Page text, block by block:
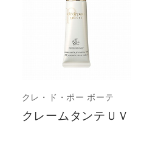
クレ・ド・ポー ボーテ
クレームタンテＵＶ